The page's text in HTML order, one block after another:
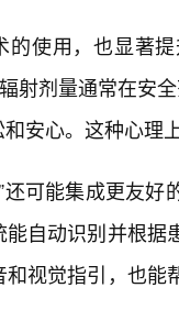
的使用，也显著
射剂量通常在安
安心。这种心理
还可能集成更友
自动识别并根
视觉指引，也